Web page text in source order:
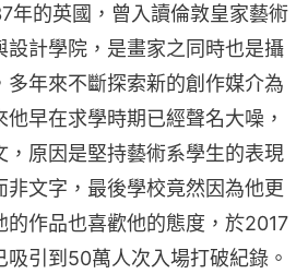
年的英國，曾入讀倫敦皇家藝術
設計學院，是畫家之同時也是攝
多年來不斷探索新的創作媒介為
早在求學時期已經聲名大噪，
，原因是堅持藝術系學生的表現
非文字，最後學校竟然因為他更
的作品也喜歡他的態度，於2017
引到50萬人次入場打破紀錄。